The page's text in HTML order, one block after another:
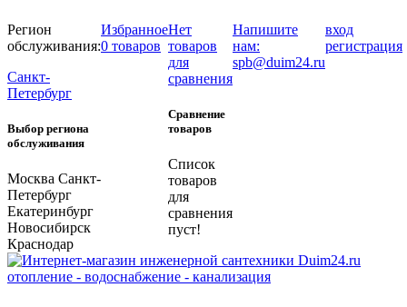
Регион
обслуживания:
Санкт-
Петербург
Выбор региона
обслуживания
Москва Санкт-
Петербург
Екатеринбург
Новосибирск
Краснодар
Избранное
0 товаров
Нет
товаров
для
сравнения
Сравнение
товаров
Список
товаров
для
сравнения
пуст!
Напишите
нам:
spb@duim24.ru
вход
регистрация
отопление - водоснабжение - канализация